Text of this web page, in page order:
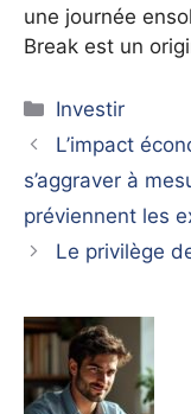
une journée
Break est un
Catégories
Investir
L’impact
s’aggraver à
préviennent les
Le privilège